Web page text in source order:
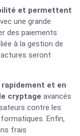
et permettent
une grande
des paiements
à la gestion de
seront
et en
cryptage avancés
contre les
Enfin,
frais